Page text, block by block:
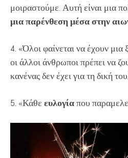
μοιραστούμε. Αυτή είναι μια
μια παρένθεση μέσα στην
4. «Όλοι φαίνεται να έχουν
οι άλλοι άνθρωποι πρέπει να
κανένας δεν έχει για τη δική
5. «Κάθε ευλογίαπου